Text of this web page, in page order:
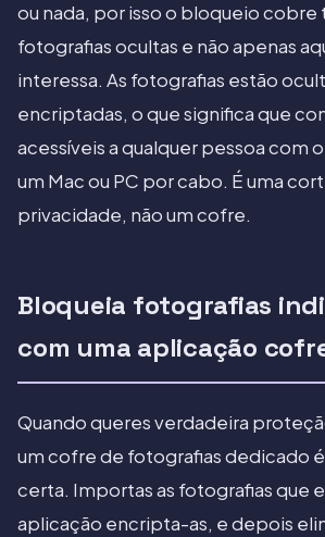
ou nada, por isso o bloqueio cobre
fotografias ocultas e não apenas
interessa. As fotografias estão
encriptadas, o que significa que
acessíveis a qualquer pessoa com
um Mac ou PC por cabo. É uma
privacidade, não um cofre.
Bloqueia fotografias
com uma aplicação
Quando queres verdadeira
um cofre de fotografias dedicado
certa. Importas as fotografias que
aplicação encripta-as, e depois